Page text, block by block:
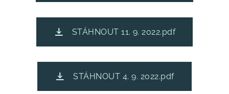
STÁHNOUT 11. 9. 2022.pdf
STÁHNOUT 4. 9. 2022.pdf